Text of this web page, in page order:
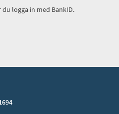
logga in med BankID.